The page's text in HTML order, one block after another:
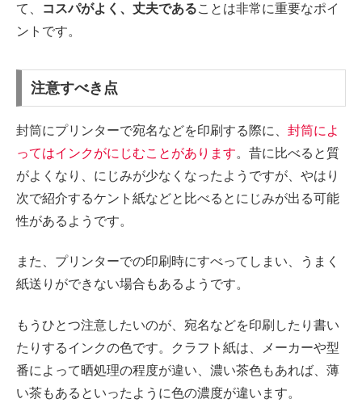
て、
コスパがよく、丈夫であることは非常に重要なポイ
ントです。
注意すべき点
封筒にプリンターで宛名などを印刷する際に、 封筒によ
ってはインクがにじむことがあります。昔に比べると質
がよくなり、にじみが少なくなったようですが、やはり
次で紹介するケント紙などと比べるとにじみが出る可能
性があるようです。
また、プリンターでの印刷時にすべってしまい、うまく
紙送りができない場合もあるようです。
もうひとつ注意したいのが、宛名などを印刷したり書い
たりするインクの色です。クラフト紙は、メーカーや型
番によって晒処理の程度が違い、濃い茶色もあれば、薄
い茶もあるといったように色の濃度が違います。